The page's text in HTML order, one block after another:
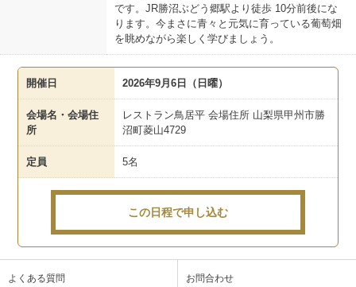
です。JR勝沼ぶどう郷駅より徒歩 10分前後にな
ります。今まさに青々と元気に育っている葡萄畑
を眺めながら楽しく学びましょう。
開催日 2026年9月6日（日曜）
会場名・会場住
所
レストラン鳥居平 会場住所 山梨県甲州市勝
沼町菱山4729
定員 5名
この日程で申し込む
よくある質問 お問合わせ